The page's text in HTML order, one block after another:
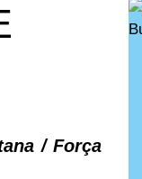
/ Força